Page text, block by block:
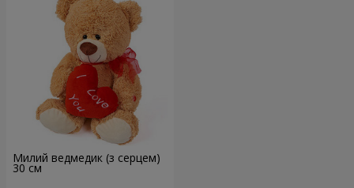
Милий ведмедик (з серцем)
30 см